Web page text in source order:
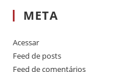
META
Acessar
Feed de posts
Feed de comentários